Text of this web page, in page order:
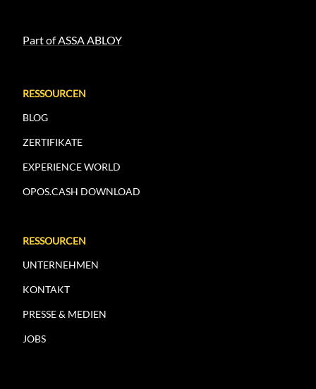
Part of ASSA ABLOY
RESSOURCEN
BLOG
ZERTIFIKATE
EXPERIENCE WORLD
OPOS.CASH DOWNLOAD
RESSOURCEN
UNTERNEHMEN
KONTAKT
PRESSE & MEDIEN
JOBS